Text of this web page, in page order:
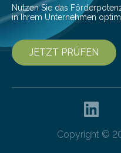
Nutzen Sie das
in Ihrem Unternehmen
JETZT PRÜFEN
Copyright ©